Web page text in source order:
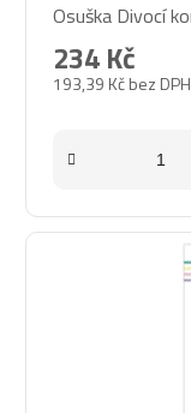
Osuška Divocí
193,39 Kč bez DPH
234 Kč